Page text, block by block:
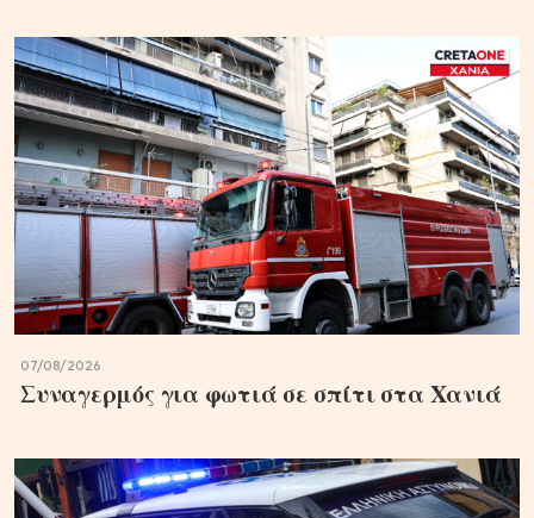
07/08/2026
Συναγερμός για φωτιά σε σπίτι στα Χανιά